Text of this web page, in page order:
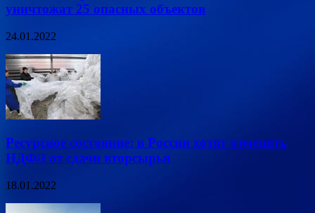
уничтожат 25 опасных объектов
24.01.2022
Ресурсное состояние: в России хотят отменить
НДФЛ от сдачи вторсырья
18.01.2022